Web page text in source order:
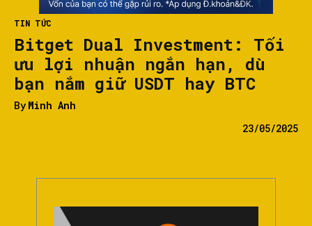
TIN TỨC
Bitget Dual Investment: Tối
ưu lợi nhuận ngắn hạn, dù
bạn nắm giữ USDT hay BTC
By Minh Anh
23/05/2025